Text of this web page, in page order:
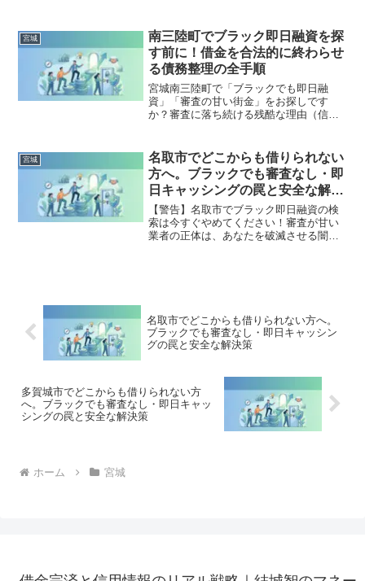
まで徹底解説。多重債務の地獄から抜け
出し、合法的に借金を減額・免除する
「債務整理」の正しい知識と、今すぐ督
促を止める無料相談窓口をご案内しま
す。
宮城
南三陸町でブラック即日融資を探
す前に！借金を合法的に終わらせ
る債務整理の全手順
宮城南三陸町で「ブラックでも即日融
資」「審査の甘い街金」をお探しです
か？審査に落ち続ける残酷な理由（信用
まで徹底解説。多重債務の地獄から抜け
出し、合法的に借金を減額・免除する
「債務整理」の正しい知識と、今すぐ督
促を止める無料相談窓口をご案内しま
す。
宮城
名取市でどこからも借りられない
方へ。ブラックでも審査なし・即
日キャッシングの罠と安全な解決
策
【警告】名取市でブラック即日融資の検
索は今すぐやめてください！審査が甘い
業者の正体は、あなたを破滅させる闇金
名取市でどこからも借りられない方へ。
ブラックでも審査なし・即日キャッシン
グの罠と安全な解決策
多賀城市でどこからも借りられない方
へ。ブラックでも審査なし・即日キャッ
シングの罠と安全な解決策
ホーム 宮城